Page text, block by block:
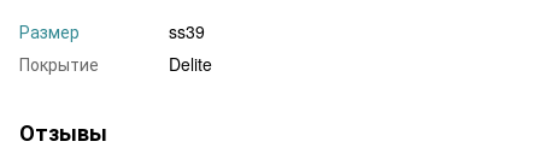
Размер
ss39
Покрытие
Delite
Отзывы